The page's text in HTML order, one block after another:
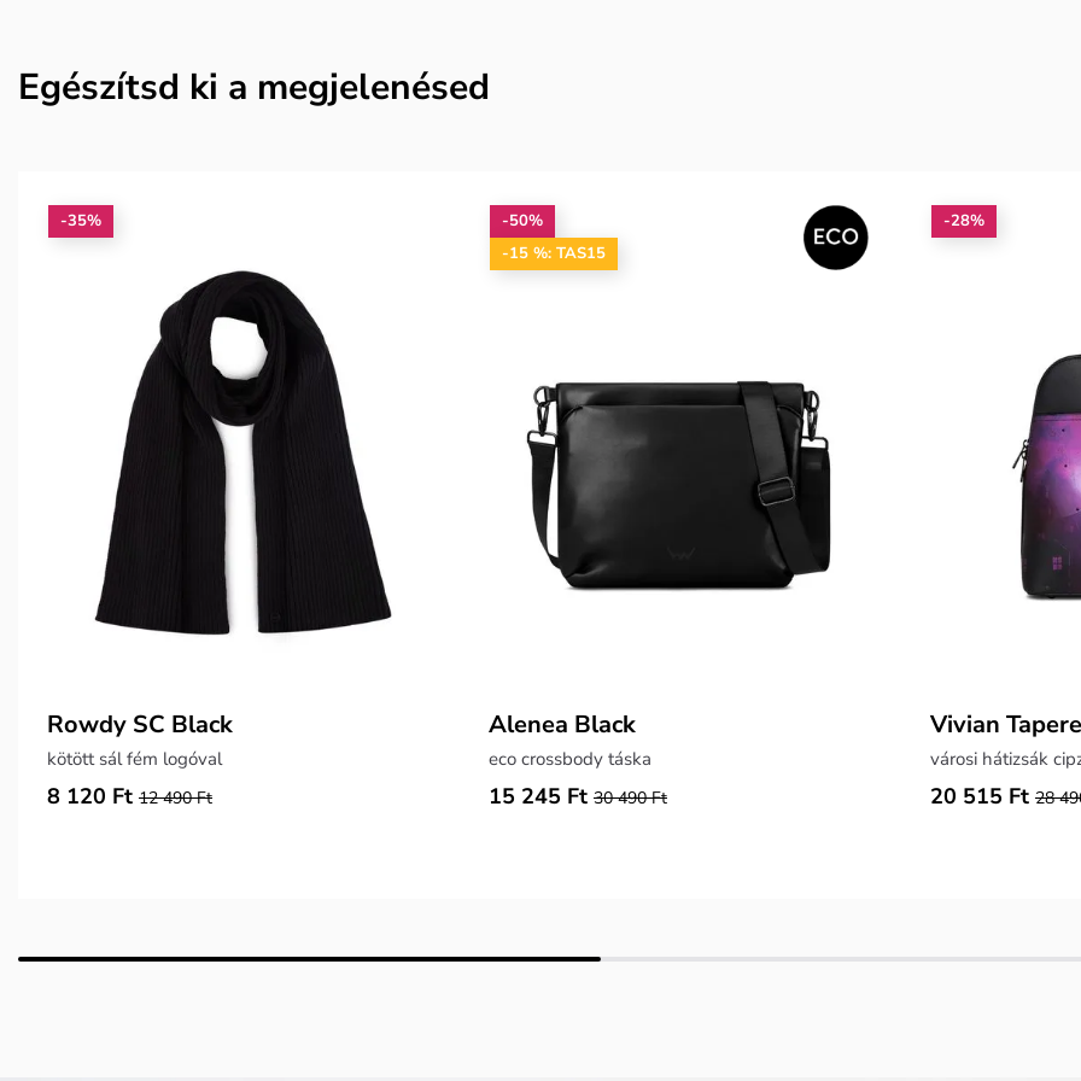
Egészítsd ki a megjelenésed
-35%
Rowdy SC Black
kötött sál fém logóval
8 120 Ft 12 490 Ft
-50%
-15 %: TAS15
Alenea Black
eco crossbody táska
15 245 Ft 30 490 Ft
-28%
Vivian
városi hátizsák
20 515 Ft 28